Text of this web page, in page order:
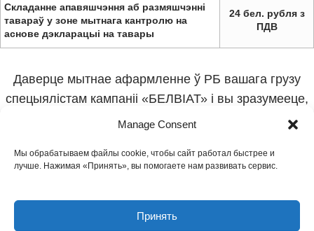
Manage Consent
Мы обрабатываем файлы cookie, чтобы сайт работал быстрее и
лучше. Нажимая «Принять», вы помогаете нам развивать сервис.
Принять
Складанне апавяшчэння аб размяшчэнні
тавараў у зоне мытнага кантролю на
аснове дэкларацыі на тавары
24 бел. рубля з
ПДВ
Даверце мытнае афармленне ў РБ вашага грузу
спецыялістам кампаніі «БЕЛВІАТ» і вы зразумееце,
што працаваць з намі зручна, выгадна і бяспечна.
ТДА «БЕЛВІАТ»
афармлення тавараў і сертыфікацыі прадукцыі.Гадзіны